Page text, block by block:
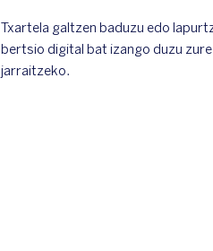
Txartela galtzen baduzu edo
bertsio digital bat izango duzu
jarraitzeko.